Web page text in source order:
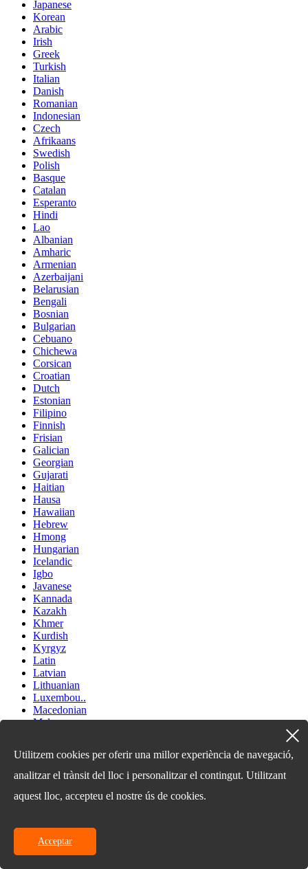
Japanese
Korean
Arabic
Irish
Greek
Turkish
Italian
Danish
Romanian
Indonesian
Czech
Afrikaans
Swedish
Polish
Basque
Catalan
Esperanto
Hindi
Lao
Albanian
Amharic
Armenian
Azerbaijani
Belarusian
Bengali
Bosnian
Bulgarian
Cebuano
Chichewa
Corsican
Croatian
Dutch
Estonian
Filipino
Finnish
Frisian
Galician
Georgian
Gujarati
Haitian
Hausa
Hawaiian
Hebrew
Hmong
Hungarian
Icelandic
Igbo
Javanese
Kannada
Kazakh
Khmer
Kurdish
Kyrgyz
Latin
Latvian
Lithuanian
Luxembou..
Macedonian
Malagasy
Maltese
Maori
Mongolian
Pashto
Persian
Utilitzem cookies per oferir una millor experiència de navegació,
analitzar el trànsit del lloc i personalitzar el contingut. Utilitzant
aquest lloc, accepteu el nostre ús de cookies.
Acceptar